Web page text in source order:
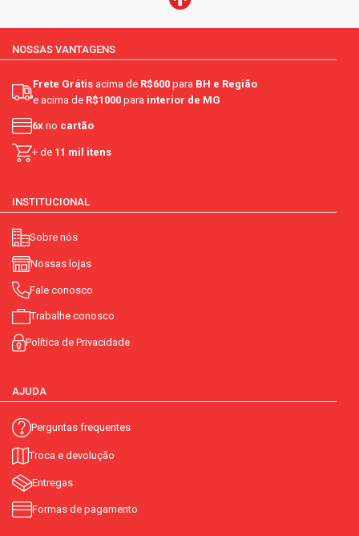
NOSSAS VANTAGENS
Frete Grátis acima de R$600 para BH e Região
e acima de R$1000 para interior de MG
6x no cartão
+ de 11 mil itens
INSTITUCIONAL
Sobre nós
Nossas lojas
Fale conosco
Trabalhe conosco
Política de Privacidade
AJUDA
Perguntas frequentes
Troca e devolução
Entregas
Formas de pagamento